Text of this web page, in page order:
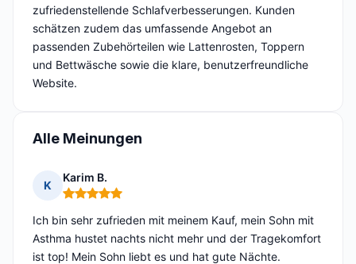
zufriedenstellende Schlafverbesserungen. Kunden
schätzen zudem das umfassende Angebot an
passenden Zubehörteilen wie Lattenrosten, Toppern
und Bettwäsche sowie die klare, benutzerfreundliche
Website.
Alle Meinungen
K
Karim B.
Hinweis: 5 von 5
Ich bin sehr zufrieden mit meinem Kauf, mein Sohn mit
Asthma hustet nachts nicht mehr und der Tragekomfort
ist top! Mein Sohn liebt es und hat gute Nächte.